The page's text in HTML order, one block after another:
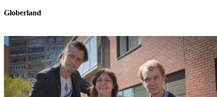
Globerland